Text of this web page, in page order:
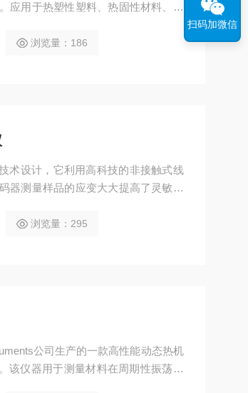
应用于热塑性塑料、热固性材料、复
浏览量：186
术设计，它利用高科技的非接触式线
器测量样品的应变大大提高了灵敏度
材料的研究。
浏览量：295
公司生产的一款高性能动态热机
该仪器用于测量材料在周期性振荡应
扫码加微信